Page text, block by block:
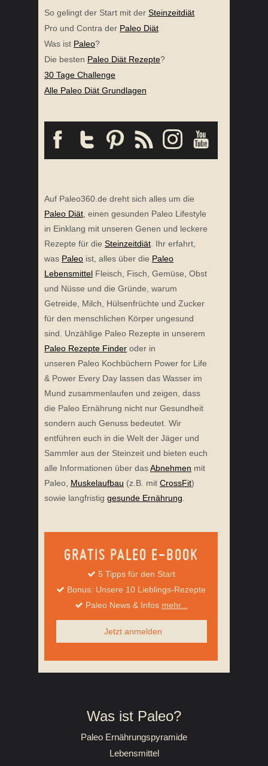
So gelingt der Start mit der Steinzeitdiät
Pro und Contra der Paleo Diät
Was ist Paleo?
Die besten Paleo Diät Rezepte?
30 Tage Challenge
Alle Paleo Diät Grundlagen
Auf Paleo360.de dreht sich alles um die
Paleo Diät , einen gesunden Paleo Lifestyle
in Einklang mit unseren Genen und leckere
Rezepte für die Steinzeitdiät . Ihr erfahrt,
was Paleo ist, alles über die Paleo
Lebensmittel Fleisch, Fisch, Gemüse, Obst
und Nüsse und die Gründe, warum
Getreide, Milch, Hülsenfrüchte und Zucker
für den menschlichen Körper ungesund
sind. Unzählige Paleo Rezepte in unserem
Paleo Rezepte Finder oder in
unseren Paleo Kochbüchern Power for Life
& Power Every Day lassen das Wasser im
Mund zusammenlaufen und zeigen, dass
die Paleo Ernährung nicht nur Gesundheit
sondern auch Genuss bedeutet. Wir
entführen euch in die Welt der Jäger und
Sammler aus der Steinzeit und bieten euch
alle Informationen über dasAbnehmen mit
Paleo, Muskelaufbau (z.B. mit CrossFit)
sowie langfristig gesunde Ernährung
GRATIS PALEO E-BOOK
5 Tipps für den Start
Bonus: Unsere 10 Lieblings-Rezepte
Paleo News & Infos mehr...
Jetzt anmelden
Was ist Paleo?
Paleo Ernährungspyramide
Lebensmittel